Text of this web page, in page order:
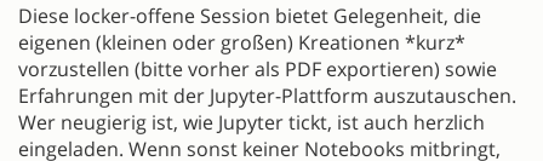
Diese locker-offene Session bietet Gelegenheit, die
eigenen (kleinen oder großen) Kreationen *kurz*
vorzustellen (bitte vorher als PDF exportieren) sowie
Erfahrungen mit der Jupyter-Plattform auszutauschen.
Wer neugierig ist, wie Jupyter tickt, ist auch herzlich
eingeladen. Wenn sonst keiner Notebooks mitbringt,